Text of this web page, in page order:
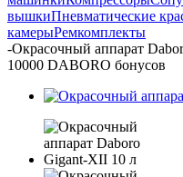
вышкиПневматические
камерыРемкомплекты
-Окрасочный аппарат
10000 DABORO бонусов